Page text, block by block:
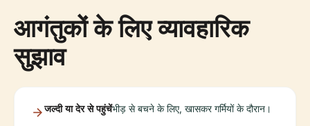
आगंतुकों के लिए व्यावहारिक
सुझाव
जल्दी या देर से पहुंचेंभीड़ से बचने के लिए, खासकर गर्मियों के दौरान।